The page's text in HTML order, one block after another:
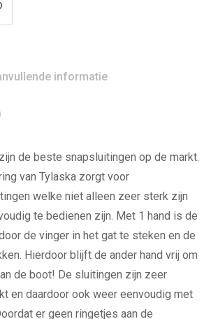
informatie
de beste snapsluitingen op de markt.
van Tylaska zorgt voor
welke niet alleen zeer sterk zijn
te bedienen zijn. Met 1 hand is de
de vinger in het gat te steken en de
Hierdoor blijft de ander hand vrij om
de boot! De sluitingen zijn zeer
en daardoor ook weer eenvoudig met
er geen ringetjes aan de